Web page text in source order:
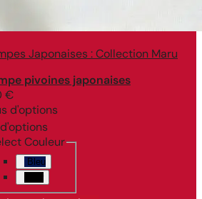
Japonaises : Collection Maru
pivoines japonaises
€
d'options
Couleur
Bleu